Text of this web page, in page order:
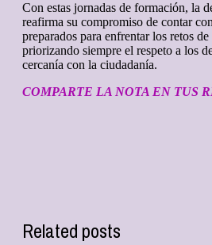
Con estas jornadas de formación, la
reafirma su compromiso de contar
preparados para enfrentar los retos
priorizando siempre el respeto a los
cercanía con la ciudadanía.
COMPARTE LA NOTA EN TUS
Related posts